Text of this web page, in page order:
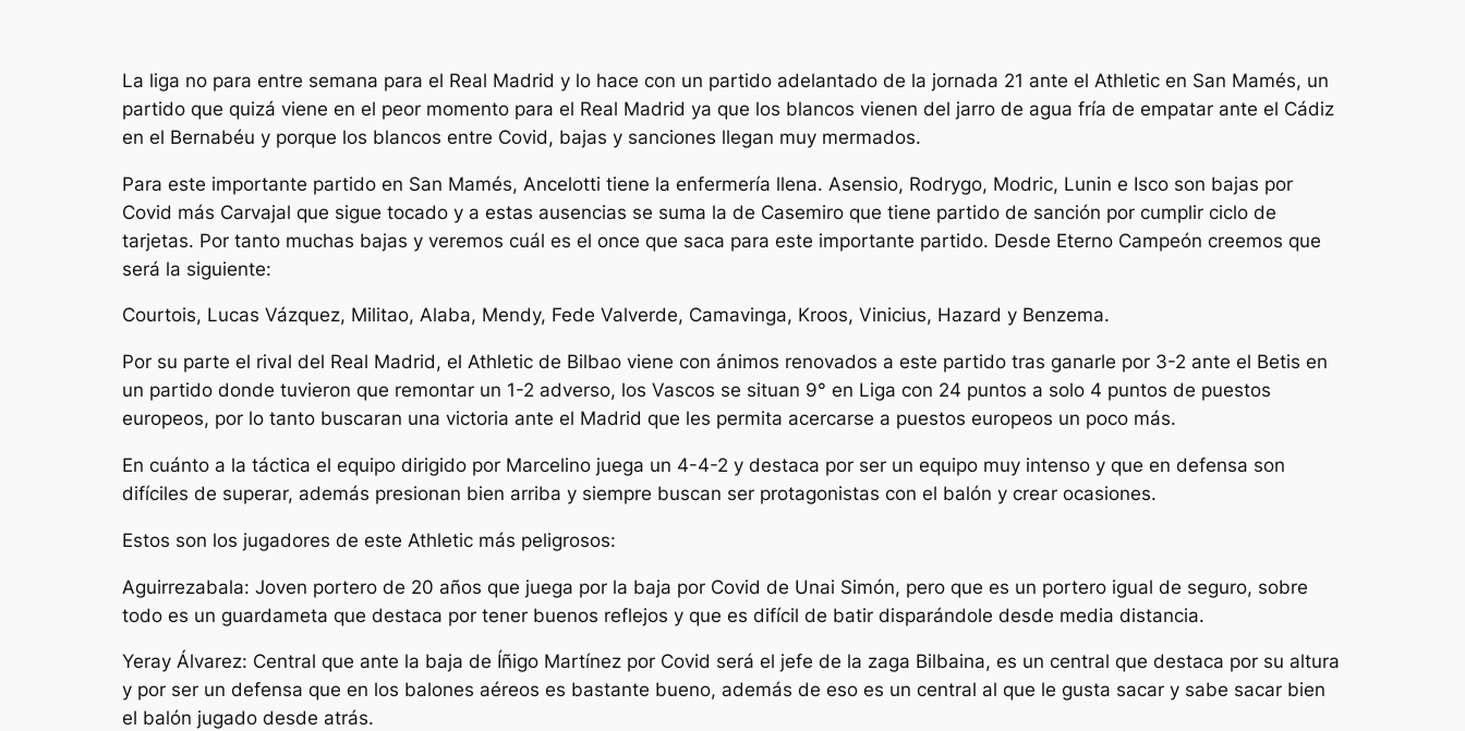
La liga no para entre semana para el Real Madrid y lo hace con un partido adelantado de la jornada 21 ante el Athletic en San Mamés, un
partido que quizá viene en el peor momento para el Real Madrid ya que los blancos vienen del jarro de agua fría de empatar ante el Cádiz
en el Bernabéu y porque los blancos entre Covid, bajas y sanciones llegan muy mermados.
Para este importante partido en San Mamés, Ancelotti tiene la enfermería llena. Asensio, Rodrygo, Modric, Lunin e Isco son bajas por
Covid más Carvajal que sigue tocado y a estas ausencias se suma la de Casemiro que tiene partido de sanción por cumplir ciclo de
tarjetas. Por tanto muchas bajas y veremos cuál es el once que saca para este importante partido. Desde Eterno Campeón creemos que
será la siguiente:
Courtois, Lucas Vázquez, Militao, Alaba, Mendy, Fede Valverde, Camavinga, Kroos, Vinicius, Hazard y Benzema.
Por su parte el rival del Real Madrid, el Athletic de Bilbao viene con ánimos renovados a este partido tras ganarle por 3-2 ante el Betis en
un partido donde tuvieron que remontar un 1-2 adverso, los Vascos se situan 9° en Liga con 24 puntos a solo 4 puntos de puestos
europeos, por lo tanto buscaran una victoria ante el Madrid que les permita acercarse a puestos europeos un poco más.
En cuánto a la táctica el equipo dirigido por Marcelino juega un 4-4-2 y destaca por ser un equipo muy intenso y que en defensa son
difíciles de superar, además presionan bien arriba y siempre buscan ser protagonistas con el balón y crear ocasiones.
Estos son los jugadores de este Athletic más peligrosos:
Aguirrezabala: Joven portero de 20 años que juega por la baja por Covid de Unai Simón, pero que es un portero igual de seguro, sobre
todo es un guardameta que destaca por tener buenos reflejos y que es difícil de batir disparándole desde media distancia.
Yeray Álvarez: Central que ante la baja de Íñigo Martínez por Covid será el jefe de la zaga Bilbaina, es un central que destaca por su altura
y por ser un defensa que en los balones aéreos es bastante bueno, además de eso es un central al que le gusta sacar y sabe sacar bien
el balón jugado desde atrás.